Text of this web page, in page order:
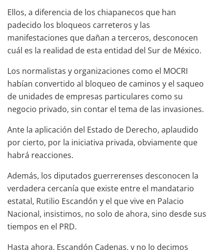
Ellos, a diferencia de los chiapanecos que han
padecido los bloqueos carreteros y las
manifestaciones que dañan a terceros, desconocen
cuál es la realidad de esta entidad del Sur de México.
Los normalistas y organizaciones como el MOCRI
habían convertido al bloqueo de caminos y el saqueo
de unidades de empresas particulares como su
negocio privado, sin contar el tema de las invasiones.
Ante la aplicación del Estado de Derecho, aplaudido
por cierto, por la iniciativa privada, obviamente que
habrá reacciones.
Además, los diputados guerrerenses desconocen la
verdadera cercanía que existe entre el mandatario
estatal, Rutilio Escandón y el que vive en Palacio
Nacional, insistimos, no solo de ahora, sino desde sus
tiempos en el PRD.
Hasta ahora, Escandón Cadenas, y no lo decimos